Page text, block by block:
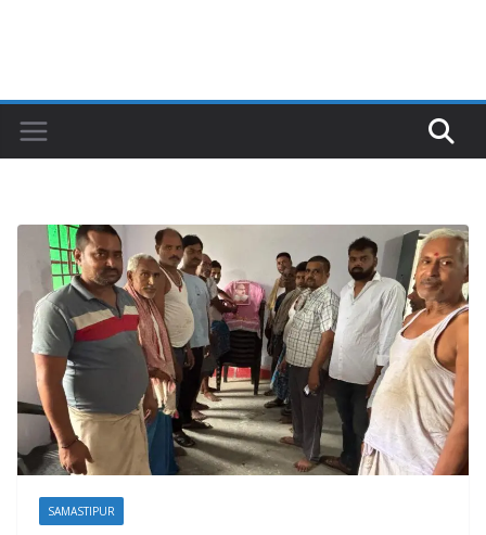
SAMASTIPUR